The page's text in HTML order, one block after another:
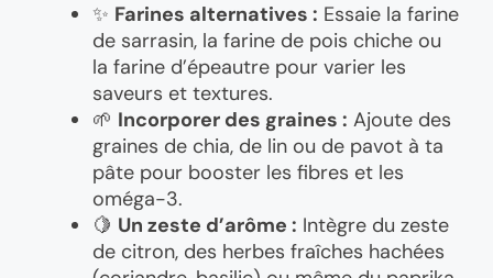
✨ Farines alternatives : Essaie la farine
de sarrasin, la farine de pois chiche ou
la farine d’épeautre pour varier les
saveurs et textures.
🌱 Incorporer des graines : Ajoute des
graines de chia, de lin ou de pavot à ta
pâte pour booster les fibres et les
oméga-3.
🍋 Un zeste d’arôme : Intègre du zeste
de citron, des herbes fraîches hachées